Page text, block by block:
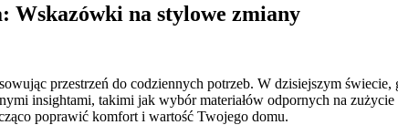
Wskazówki na stylowe zmiany
przestrzeń do codziennych potrzeb. W dzisiejszym
insightami, takimi jak wybór materiałów odpornych na
poprawić komfort i wartość Twojego domu.